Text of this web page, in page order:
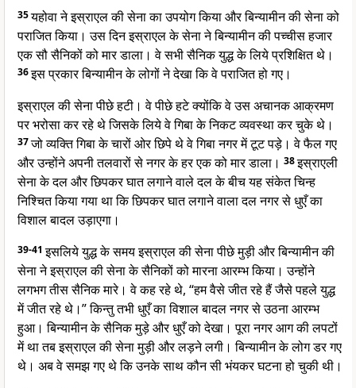
35यहोवा ने इस्राएल की सेना का उपयोग किया और बिन्यामीन की सेना को
पराजित किया। उस दिन इस्राएल के सेना ने बिन्यामीन की पच्चीस हजार
एक सौ सैनिकों को मार डाला। वे सभी सैनिक युद्ध के लिये प्रशिक्षित थे।
36इस प्रकार बिन्यामीन के लोगों ने देखा कि वे पराजित हो गए।
इस्राएल की सेना पीछे हटी। वे पीछे हटे क्योंकि वे उस अचानक आक्रमण
पर भरोसा कर रहे थे जिसके लिये वे गिबा के निकट व्यवस्था कर चुके थे।
37जो व्यक्ति गिबा के चारों ओर छिपे थे वे गिबा नगर में टूट पड़े। वे फैल गए
और उन्होंने अपनी तलवारों से नगर के हर एक को मार डाला। 38इस्राएली
सेना के दल और छिपकर घात लगाने वाले दल के बीच यह संकेत चिन्ह
निश्चित किया गया था कि छिपकर घात लगाने वाला दल नगर से धुएँ का
विशाल बादल उड़ाएगा।
39-41इसलिये युद्ध के समय इस्राएल की सेना पीछे मुड़ी और बिन्यामीन की
सेना ने इस्राएल की सेना के सैनिकों को मारना आरम्भ किया। उन्होंने
लगभग तीस सैनिक मारे। वे कह रहे थे, “हम वैसे जीत रहे हैं जैसे पहले युद्ध
में जीत रहे थे।” किन्तु तभी धुएँ का विशाल बादल नगर से उठना आरम्भ
हुआ। बिन्यामीन के सैनिक मुड़े और धुएँ को देखा। पूरा नगर आग की लपटों
में था तब इस्राएल की सेना मुड़ी और लड़ने लगी। बिन्यामीन के लोग डर गए
थे। अब वे समझ गए थे कि उनके साथ कौन सी भंयकर घटना हो चुकी थी।